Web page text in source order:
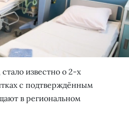
известно о 2-х
с подтверждённым
в региональном